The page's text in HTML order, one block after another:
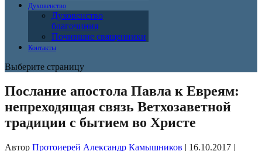
Духовенство
Духовенство
благочиния
Почившие священники
Контакты
Выберите страницу
Послание апостола Павла к Евреям:
непреходящая связь Ветхозаветной
традиции с бытием во Христе
Автор Протоиерей Александр Камышников | 16.10.2017 |